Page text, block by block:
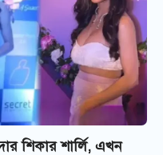
শিকার শার্লি, এখন